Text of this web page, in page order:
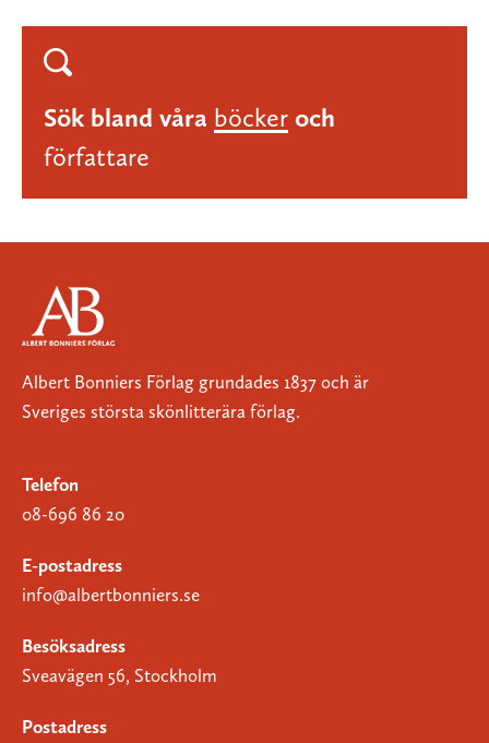
Sök bland våra böcker och
författare
Albert Bonniers Förlag grundades 1837 och är
Sveriges största skönlitterära förlag.
Telefon
08-696 86 20
E-postadress
info@albertbonniers.se
Besöksadress
Sveavägen 56, Stockholm
Postadress